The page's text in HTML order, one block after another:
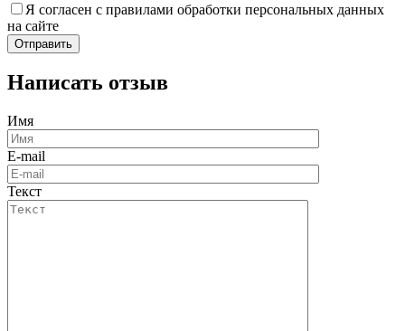
Я согласен с правилами обработки персональных данных
на сайте
Написать отзыв
Имя
E-mail
Текст